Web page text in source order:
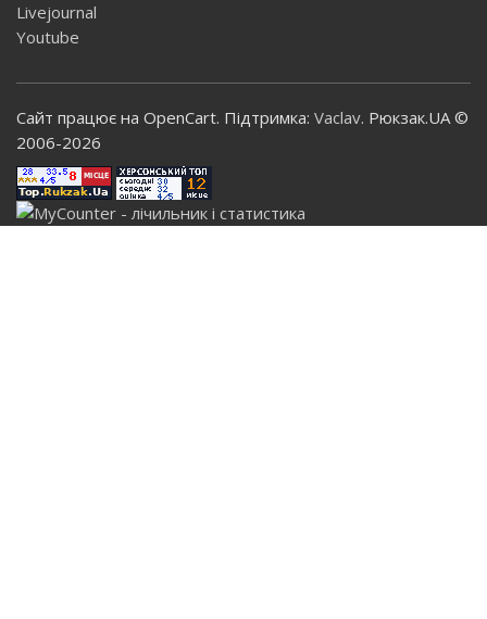
Livejournal
Youtube
Сайт працює на OpenCart. Підтримка: Vaclav. Рюкзак.UA ©
2006-2026